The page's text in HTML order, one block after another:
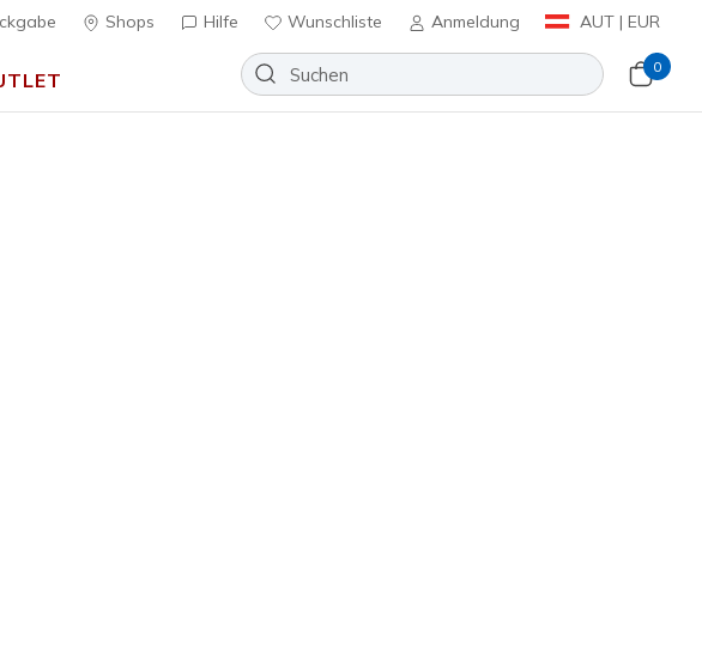
Shops Hilfe Wunschliste Anmeldung AUT | EUR
0